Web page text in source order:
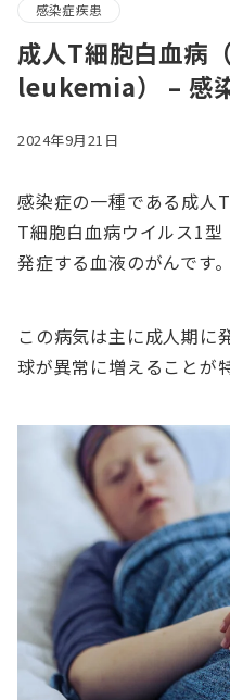
感染症疾患
成人T細胞白血
leukemia） – 感
2024年9月21日
感染症の一種である成人
T細胞白血病ウイルス1
発症する血液のがんです。
この病気は主に成人期に
球が異常に増えることが